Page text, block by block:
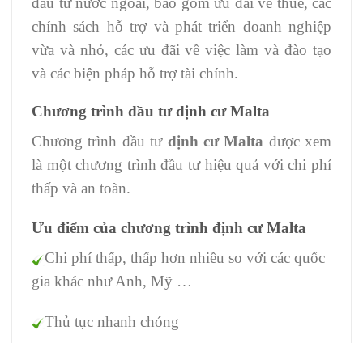
chính sách hỗ trợ và phát triển doanh nghiệp
vừa và nhỏ, các ưu đãi về việc làm và đào tạo
và các biện pháp hỗ trợ tài chính.
Chương trình đầu tư định cư Malta
Chương trình đầu tưđịnh cư Malta được xem
là một chương trình đầu tư hiệu quả với chi phí
thấp và an toàn.
Ưu điểm của chương trình định cư Malta
Chi phí thấp, thấp hơn nhiều so với các quốc
gia khác như Anh, Mỹ …
Thủ tục nhanh chóng